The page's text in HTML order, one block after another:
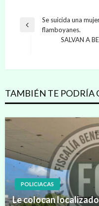
Navegación
Entrada
Se suicida una
flamboyanes.
SALVAN A
TAMBIÉN TE PODRÍA
POLICIACAS
Le colocan